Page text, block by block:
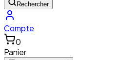
Rechercher
Compte
0
Panier